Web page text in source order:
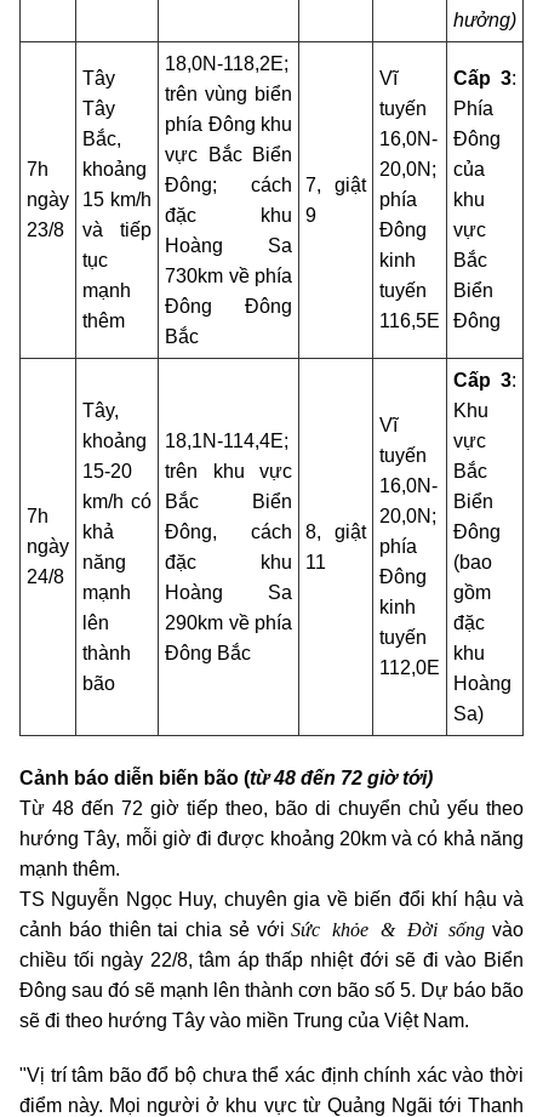
hưởng)
7h
ngày
23/8
Tây
Tây
Bắc,
khoảng
15 km/h
và tiếp
tục
mạnh
thêm
18,0N-118,2E;
trên vùng biển
phía Đông khu
vực Bắc Biển
Đông; cách
đặc khu
Hoàng Sa
730km về phía
Đông Đông
Bắc
7, giật
9
Vĩ
tuyến
16,0N-
20,0N;
phía
Đông
kinh
tuyến
116,5E
Cấp 3:
Phía
Đông
của
khu
vực
Bắc
Biển
Đông
7h
ngày
24/8
Tây,
khoảng
15-20
km/h có
khả
năng
mạnh
lên
thành
bão
18,1N-114,4E;
trên khu vực
Bắc Biển
Đông, cách
đặc khu
Hoàng Sa
290km về phía
Đông Bắc
8, giật
11
Vĩ
tuyến
16,0N-
20,0N;
phía
Đông
kinh
tuyến
112,0E
Cấp 3:
Khu
vực
Bắc
Biển
Đông
(bao
gồm
đặc
khu
Hoàng
Sa)
Cảnh báo diễn biến bão (từ 48 đến 72 giờ tới)
Từ 48 đến 72 giờ tiếp theo, bão di chuyển chủ yếu theo
hướng Tây, mỗi giờ đi được khoảng 20km và có khả năng
mạnh thêm.
TS Nguyễn Ngọc Huy, chuyên gia về biến đổi khí hậu và
cảnh báo thiên tai chia sẻ vớiSức khỏe & Đời sống vào
chiều tối ngày 22/8, tâm áp thấp nhiệt đới sẽ đi vào Biển
Đông sau đó sẽ mạnh lên thành cơn bão số 5. Dự báo bão
sẽ đi theo hướng Tây vào miền Trung của Việt Nam.
"Vị trí tâm bão đổ bộ chưa thể xác định chính xác vào thời
điểm này. Mọi người ở khu vực từ Quảng Ngãi tới Thanh